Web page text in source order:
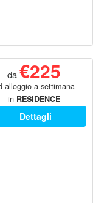
da€225
alloggio a settimana
in RESIDENCE
Dettagli